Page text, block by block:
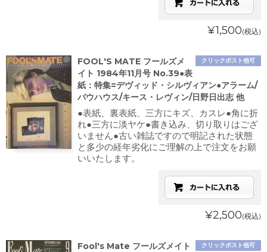
¥1,500(税込)
クリックポスト他可
FOOL'S MATE フールズメ
イト 1984年11月号 No.39●表
紙：特集=デヴィッド・シルヴィアン●アラーム/
バウハウス/キース・レヴィン/日野日出志 他
●表紙、裏表紙、三方にキズ、カスレ●角に折
れ●三方に淡ヤケ●書き込み、切り取りはござ
いません●古い雑誌ですので明記された状態
と多少の経年劣化にご理解の上で注文をお願
いいたします。
¥2,500(税込)
クリックポスト他可
Fool's Mate フールズメイト